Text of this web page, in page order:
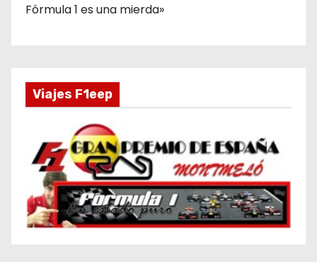
Fórmula 1 es una mierda»
Viajes F1eep